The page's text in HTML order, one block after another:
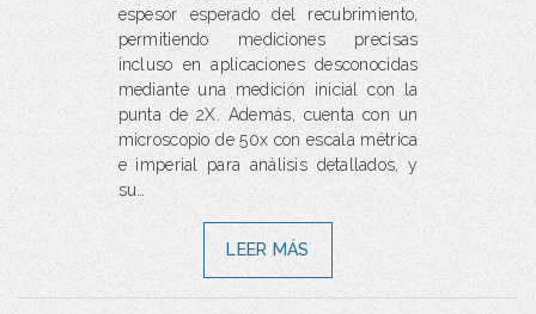
espesor esperado del recubrimiento,
permitiendo mediciones precisas
incluso en aplicaciones desconocidas
mediante una medición inicial con la
punta de 2X. Además, cuenta con un
microscopio de 50x con escala métrica
e imperial para análisis detallados, y
su…
LEER MÁS